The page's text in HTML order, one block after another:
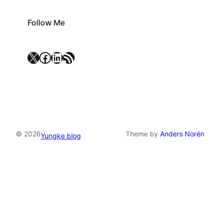
Follow Me
X Facebook LinkedIn RSS 資訊提供
© 2026Yungke blog Theme by Anders Norén